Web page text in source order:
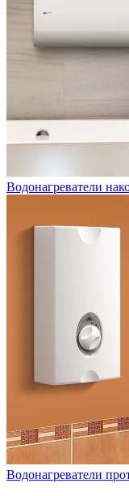
Водонагреватели
Водонагреватели